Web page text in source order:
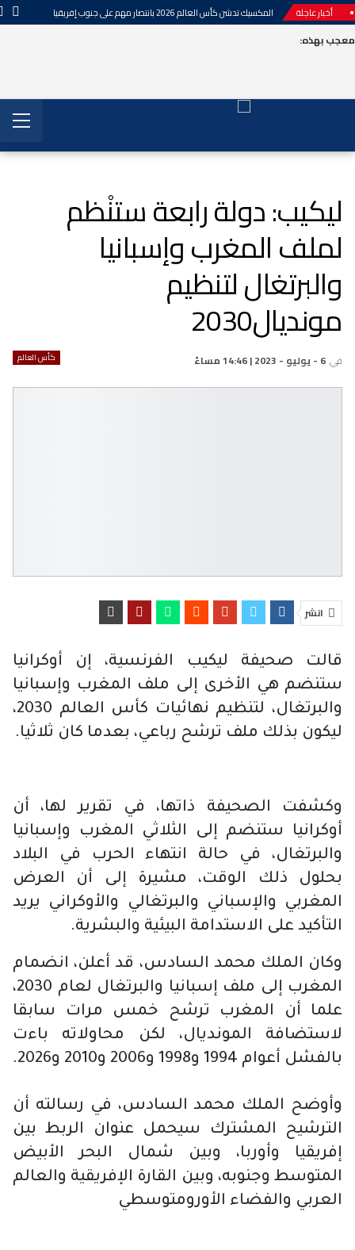
أخبار عاجلة المكسيك تدشن كأس العالم 2026 بانتصار مهم على جنوب إفريقيا
معجب بهذه:
ليكيب: دولة رابعة ستنْظم
لملف المغرب وإسبانيا
والبرتغال لتنظيم
مونديال2030
كأس العالم في 6 - يوليو - 2023 | 14:46 مساءً
انشر
قالت صحيفة ليكيب الفرنسية، إن أوكرانيا
ستنضم هي الأخرى إلى ملف المغرب وإسبانيا
والبرتغال، لتنظيم نهائيات كأس العالم 2030،
ليكون بذلك ملف ترشح رباعي، بعدما كان ثلاثيا.
وكشفت الصحيفة ذاتها، في تقرير لها، أن
أوكرانيا ستنضم إلى الثلاثي المغرب وإسبانيا
والبرتغال، في حالة انتهاء الحرب في البلاد
بحلول ذلك الوقت، مشيرة إلى أن العرض
المغربي والإسباني والبرتغالي والأوكراني يريد
التأكيد على الاستدامة البيئية والبشرية.
وكان الملك محمد السادس، قد أعلن، انضمام
المغرب إلى ملف إسبانيا والبرتغال لعام 2030،
علما أن المغرب ترشح خمس مرات سابقا
لاستضافة المونديال، لكن محاولاته باءت
بالفشل أعوام 1994 و1998 و2006 و2010 و2026.
وأوضح الملك محمد السادس، في رسالته أن
الترشيح المشترك سيحمل عنوان الربط بين
إفريقيا وأوربا، وبين شمال البحر الأبيض
المتوسط وجنوبه، وبين القارة الإفريقية والعالم
العربي والفضاء الأورومتوسطي